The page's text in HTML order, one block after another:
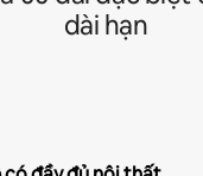
dài hạn